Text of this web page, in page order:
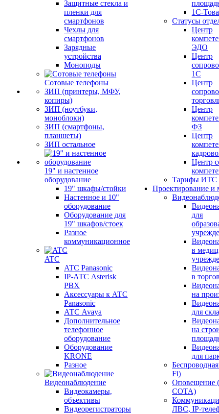
Защитные стекла и
пленки для
смартфонов
Чехлы для
смартфонов
Зарядные
устройства
Моноподы
Сотовые телефоны
ЗИП (принтеры, МФУ,
копиры)
ЗИП (ноутбуки,
моноблоки)
ЗИП (смартфоны,
планшеты)
ЗИП остальное
19" и настенное
оборудование
19" шкафы/стойки
Настенное и 10"
оборудование
Оборудование для
19" шкафов/стоек
Разное
коммуникационное
ATC
ATC Panasonic
IP-АТС Asterisk
PBX
Аксессуары к АТС
Panasonic
АТС Avaya
Дополнительное
телефонное
оборудование
Оборудование
KRONE
Разное
Видеонаблюдение
Видеокамеры,
объективы
Видеорегистраторы
1С-
Статусы
Центр
ЭДО
Центр
1С
Центр
Центр
ФЗ
Центр
Центр
Тарифы ИТС
Проектирование и
для
в
в
на
для
на
для
Fi)
СОТА)
ЛВС, IP-